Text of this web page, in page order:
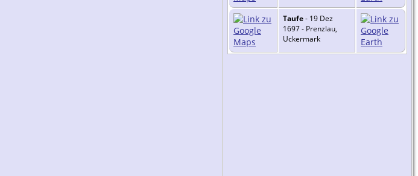
Taufe- 19 Dez
1697 - Prenzlau,
Uckermark